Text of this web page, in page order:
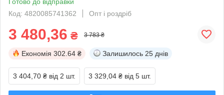
Код: 4820085741362
Опт і роздріб
3 480,36 ₴ 3 783 ₴
Економія 302.64 ₴ Залишилось 25 днів
3 404,70 ₴ від 2 шт. 3 329,04 ₴ від 5 шт.